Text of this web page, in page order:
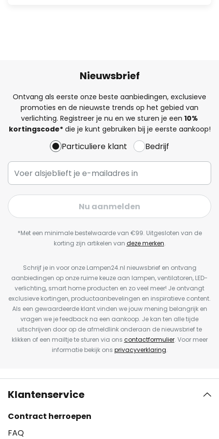
Nieuwsbrief
Ontvang als eerste onze beste aanbiedingen, exclusieve
promoties en de nieuwste trends op het gebied van
verlichting. Registreer je nu en we sturen je een 10%
kortingscode*die je kunt gebruiken bij je eerste aankoop!
Particuliere klant Bedrijf
Nu aanmelden
*Met een minimale bestelwaarde van €99. Uitgesloten van de
korting zijn artikelen van deze merken.
Schrijf je in voor onze Lampen24.nl nieuwsbrief en ontvang
aanbiedingen op onze ruime keuze aan lampen, ventilatoren, LED-
verlichting, smart home producten en zo veel meer! Je ontvangt
exclusieve kortingen, productaanbevelingen en inspiratieve content.
Als een gewaardeerde klant vinden we jouw mening belangrijk en
vragen we je feedback na een aankoop. Je kan ten alle tijde
uitschrijven door op de afmeldlink onderaan de nieuwsbrief te
klikken of een mailtje te sturen via ons contactformulier. Voor meer
informatie bekijk ons privacyverklaring.
Klantenservice
Contract herroepen
FAQ